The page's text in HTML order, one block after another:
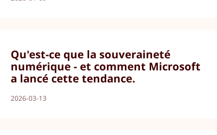
Qu'est-ce que la souveraineté
numérique - et comment Microsoft
a lancé cette tendance.
2026-03-13